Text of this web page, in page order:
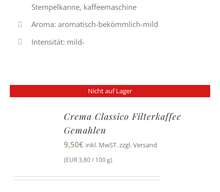
Stempelkanne, kaffeemaschine
Aroma: aromatisch-bekömmlich-mild
Intensität: mild-
Nicht auf Lager
Crema Classico Filterkaffee
Gemahlen
9,50€ inkl. MwST. zzgl. Versand
(EUR 3,80 / 100 g)